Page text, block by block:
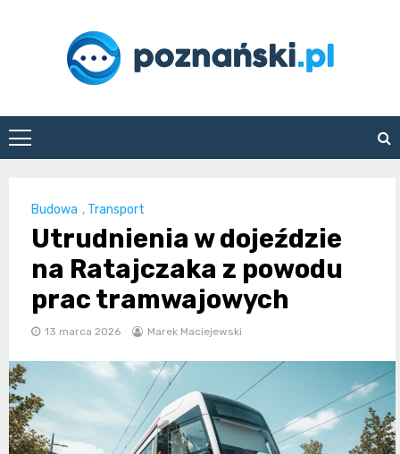
poznanski.pl
Budowa , Transport
Utrudnienia w dojeździe
na Ratajczaka z powodu
prac tramwajowych
13 marca 2026 Marek Maciejewski